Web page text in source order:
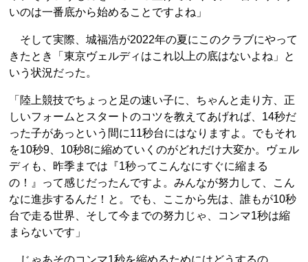
いのは一番底から始めることですよね」
そして実際、城福浩が2022年の夏にこのクラブにやって
きたとき「東京ヴェルディはこれ以上の底はないよね」と
いう状況だった。
「陸上競技でちょっと足の速い子に、ちゃんと走り方、正
しいフォームとスタートのコツを教えてあげれば、14秒だ
った子があっという間に11秒台にはなりますよ。でもそれ
を10秒9、10秒8に縮めていくのがどれだけ大変か。ヴェル
ディも、昨季までは『1秒ってこんなにすぐに縮まる
の！』って感じだったんですよ。みんなが努力して、こん
なに進歩するんだ！と。でも、ここから先は、誰もが10秒
台で走る世界、そして今までの努力じゃ、コンマ1秒は縮
まらないです」